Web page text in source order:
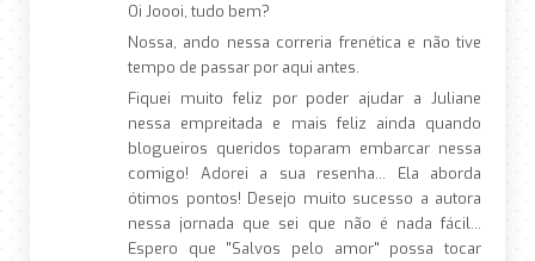
Oi Joooi, tudo bem?
Nossa, ando nessa correria frenética e não tive
tempo de passar por aqui antes.
Fiquei muito feliz por poder ajudar a Juliane
nessa empreitada e mais feliz ainda quando
blogueiros queridos toparam embarcar nessa
comigo! Adorei a sua resenha… Ela aborda
ótimos pontos! Desejo muito sucesso a autora
nessa jornada que sei que não é nada fácil…
Espero que "Salvos pelo amor" possa tocar